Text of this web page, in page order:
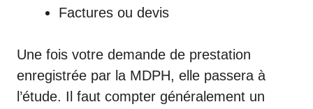
Factures ou devis
Une fois votre demande de prestation
enregistrée par la MDPH, elle passera à
l’étude. Il faut compter généralement un